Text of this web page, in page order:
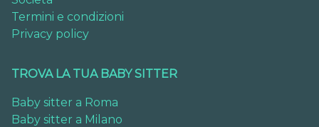
Termini e condizioni
Privacy policy
TROVA LA TUA BABY SITTER
Baby sitter a Roma
Baby sitter a Milano